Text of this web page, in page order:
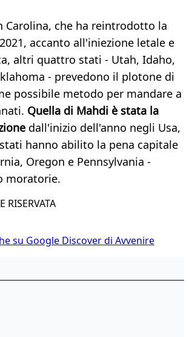
Carolina, che ha reintrodotto la
accanto all'iniezione letale e
altri quattro stati - Utah, Idaho,
- prevedono il plotone di
possibile metodo per mandare a
Quella di Mahdi è stata la
dall'inizio dell'anno negli Usa,
hanno abilito la pena capitale
Oregon e Pennsylvania -
moratorie.
RISERVATA
su Google Discover di Avvenire